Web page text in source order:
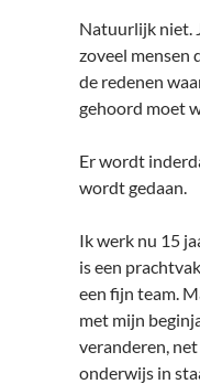
Natuurlijk niet.
zoveel mensen
de redenen
gehoord moet
Er wordt
wordt gedaan.
Ik werk nu 15
is een
een fijn team.
met mijn
veranderen,
onderwijs in